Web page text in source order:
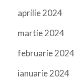
aprilie 2024
martie 2024
februarie 2024
ianuarie 2024